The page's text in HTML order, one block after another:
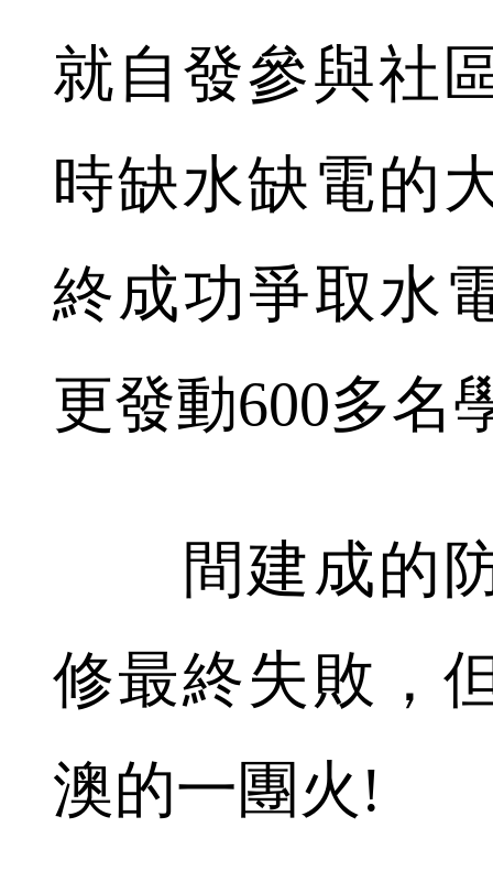
就自發參與社
時缺水缺電的
終成功爭取水
更發動600多名
間建成的防
修最終失敗，
澳的一團火!